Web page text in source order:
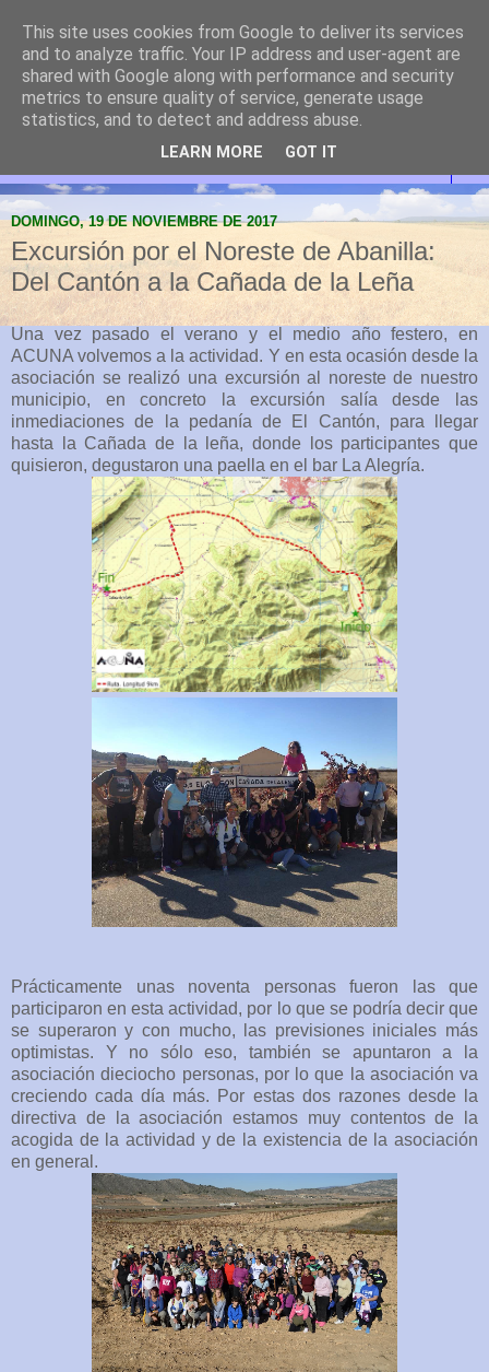
Abanilla Cultura y
Naturaleza
DOMINGO, 19 DE NOVIEMBRE DE 2017
Excursión por el Noreste de Abanilla:
Del Cantón a la Cañada de la Leña
Una vez pasado el verano y el medio año festero, en
ACUNA volvemos a la actividad. Y en esta ocasión desde la
asociación se realizó una excursión al noreste de nuestro
municipio, en concreto la excursión salía desde las
inmediaciones de la pedanía de El Cantón, para llegar
hasta la Cañada de la leña, donde los participantes que
quisieron, degustaron una paella en el bar La Alegría.
Prácticamente unas noventa personas fueron las que
participaron en esta actividad, por lo que se podría decir que
se superaron y con mucho, las previsiones iniciales más
optimistas. Y no sólo eso, también se apuntaron a la
asociación dieciocho personas, por lo que la asociación va
creciendo cada día más. Por estas dos razones desde la
directiva de la asociación estamos muy contentos de la
acogida de la actividad y de la existencia de la asociación
en general.
This site uses cookies from Google to deliver its services
and to analyze traffic. Your IP address and user-agent are
shared with Google along with performance and security
metrics to ensure quality of service, generate usage
statistics, and to detect and address abuse.
LEARN MORE GOT IT